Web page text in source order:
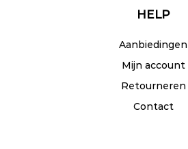
HELP
Aanbiedingen
Mijn account
Retourneren
Contact